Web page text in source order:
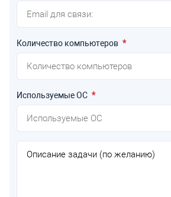
Количество компьютеров *
Используемые ОС *